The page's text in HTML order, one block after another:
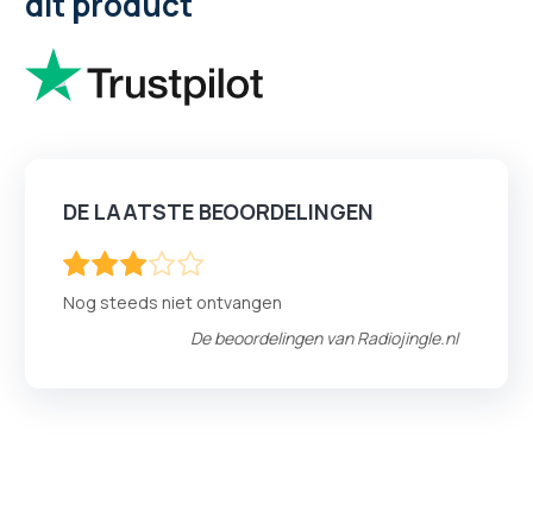
DE LAATSTE BEOORDELINGEN
Nog steeds niet ontvangen
De beoordelingen vanRadiojingle.nl